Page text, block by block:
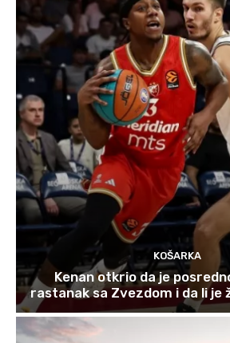
KOŠARKA
Kenan otkrio da je
rastanak sa Zvezdom i da li je